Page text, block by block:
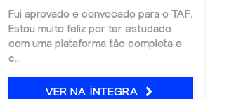
Fui aprovado e convocado para o TAF.
Estou muito feliz por ter estudado
com uma plataforma tão completa e
c...
VER NA ÍNTEGRA